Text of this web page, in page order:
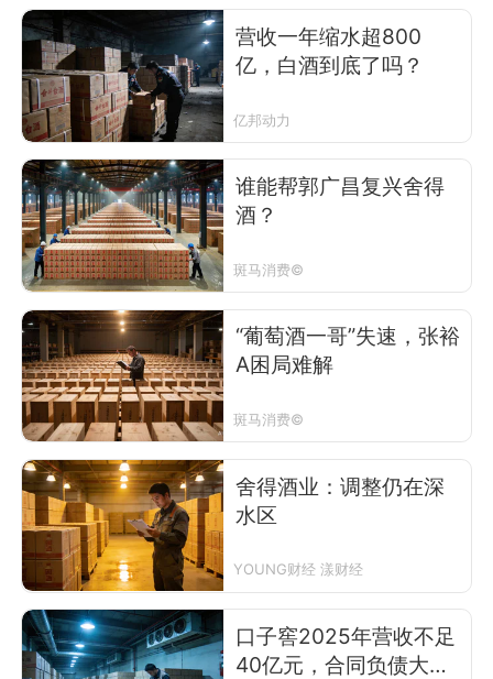
营收一年缩水超800
亿，白酒到底了吗？
亿邦动力
谁能帮郭广昌复兴舍得
酒？
斑马消费©
“葡萄酒一哥”失速，张裕
A困局难解
斑马消费©
舍得酒业：调整仍在深
水区
YOUNG财经 漾财经
口子窖2025年营收不足
40亿元，合同负债大幅